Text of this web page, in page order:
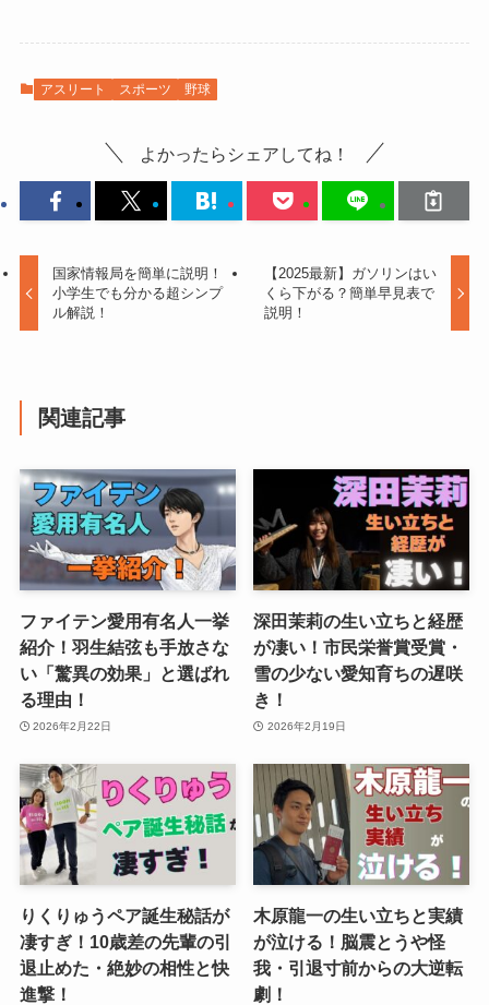
アスリート スポーツ 野球
よかったらシェアしてね！
国家情報局を簡単に説明！
小学生でも分かる超シンプ
ル解説！
【2025最新】ガソリンはい
くら下がる？簡単早見表で
説明！
関連記事
ファイテン愛用有名人一挙
紹介！羽生結弦も手放さな
い「驚異の効果」と選ばれ
る理由！
2026年2月22日
深田茉莉の生い立ちと経歴
が凄い！市民栄誉賞受賞・
雪の少ない愛知育ちの遅咲
き！
2026年2月19日
りくりゅうペア誕生秘話が
凄すぎ！10歳差の先輩の引
退止めた・絶妙の相性と快
進撃！
木原龍一の生い立ちと実績
が泣ける！脳震とうや怪
我・引退寸前からの大逆転
劇！